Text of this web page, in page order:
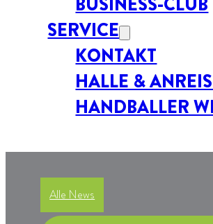
SERVICE
KONTAKT
HALLE &
HANDBALLER
Alle News